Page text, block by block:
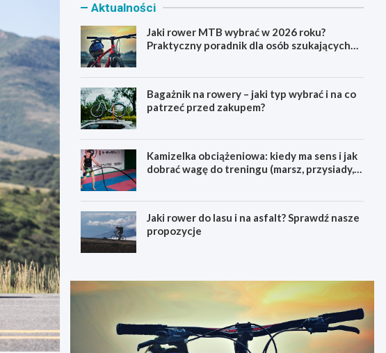
Aktualności
Jaki rower MTB wybrać w 2026 roku?
Praktyczny poradnik dla osób szukających
Bagażnik na rowery – jaki typ wybrać i na co
patrzeć przed zakupem?
Kamizelka obciążeniowa: kiedy ma sens i jak
dobrać wagę do treningu (marsz, przysiady,
Jaki rower do lasu i na asfalt? Sprawdź nasze
propozycje